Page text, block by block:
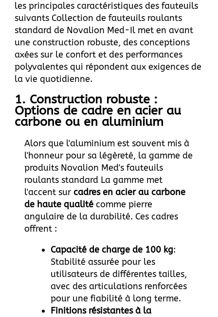
les principales caractéristiques des fauteuils
suivants Collection de fauteuils roulants
standard de Novalion Med-Il met en avant
une construction robuste, des conceptions
axées sur le confort et des performances
polyvalentes qui répondent aux exigences de
la vie quotidienne.
1. Construction robuste :
Options de cadre en acier au
carbone ou en aluminium
Alors que l'aluminium est souvent mis à
l'honneur pour sa légèreté, la gamme de
produits Novalion Med's fauteuils
roulants standard La gamme met
l'accent sur cadres en acier au carbone
de haute qualité comme pierre
angulaire de la durabilité. Ces cadres
offrent :
Capacité de charge de 100 kg:
Stabilité assurée pour les
utilisateurs de différentes tailles,
avec des articulations renforcées
pour une fiabilité à long terme.
Finitions résistantes à la